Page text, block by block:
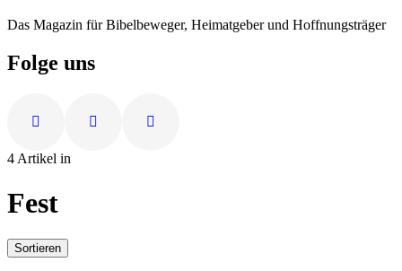
Das Magazin für Bibelbeweger, Heimatgeber und Hoffnungsträger
Folge uns
4 Artikel in
Fest
Sortieren